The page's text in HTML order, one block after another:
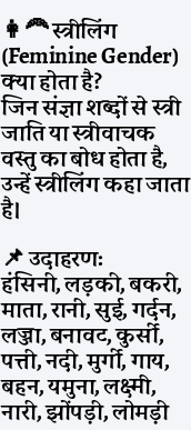
👩‍🦰 स्त्रीलिंग
(Feminine Gender)
क्या होता है?
जिन संज्ञा शब्दों से स्त्री
जाति या स्त्रीवाचक
वस्तु का बोध होता है,
उन्हें स्त्रीलिंग कहा जाता
है।
📌 उदाहरण:
हंसिनी, लड़की, बकरी,
माता, रानी, सुई, गर्दन,
लज्जा, बनावट, कुर्सी,
पत्ती, नदी, मुर्गी, गाय,
बहन, यमुना, लक्ष्मी,
नारी, झोंपड़ी, लोमड़ी